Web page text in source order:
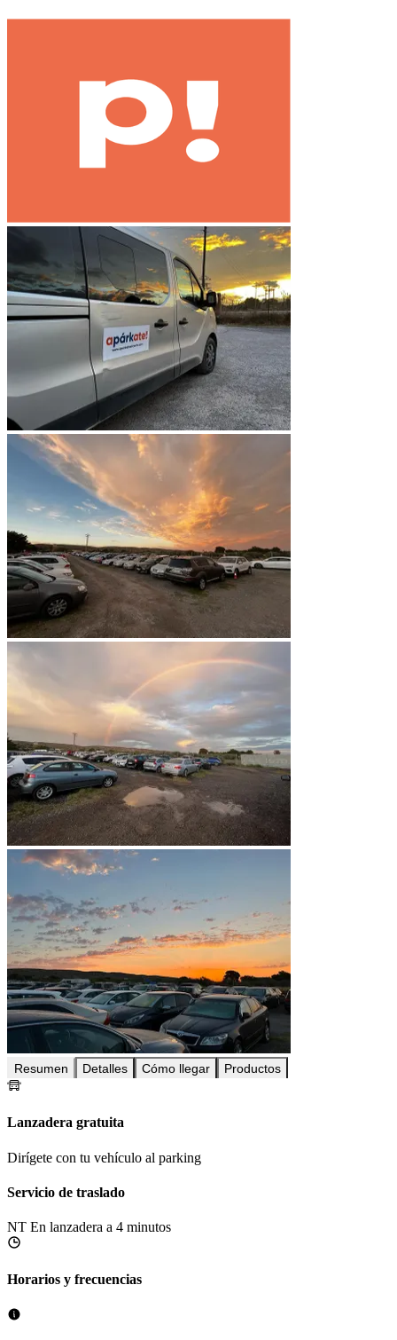
Resumen Detalles Cómo llegar Productos
Lanzadera gratuita
Dirígete con tu vehículo al parking
Servicio de traslado
NT En lanzadera a 4 minutos
Horarios y frecuencias